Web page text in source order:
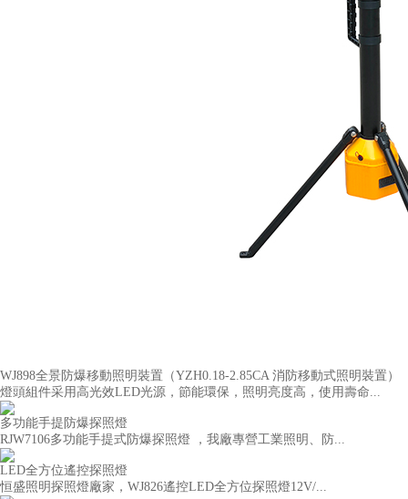
WJ898全景防爆移動照明裝置（YZH0.18-2.85CA 消防移動式照明裝置）
燈頭組件采用高光效LED光源，節能環保，照明亮度高，使用壽命...
多功能手提防爆探照燈
RJW7106多功能手提式防爆探照燈 ，我廠專營工業照明、防...
LED全方位遙控探照燈
恒盛照明探照燈廠家，WJ826遙控LED全方位探照燈12V/...